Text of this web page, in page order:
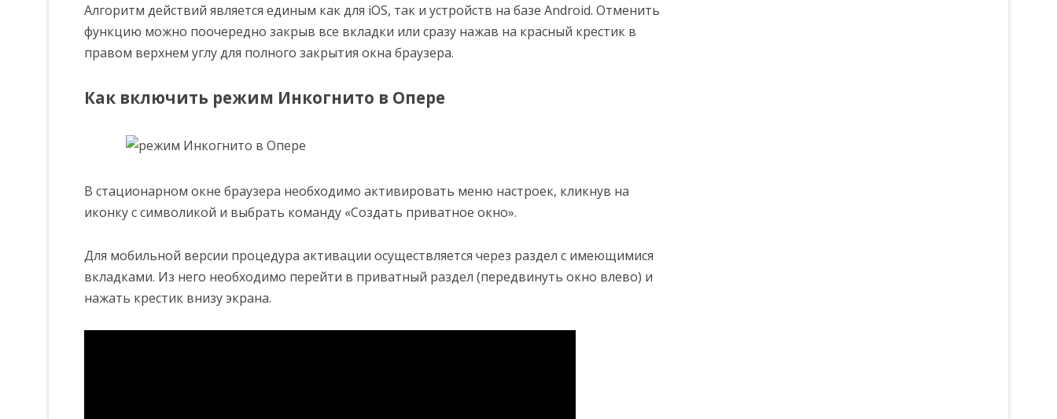
Алгоритм действий является единым как для iOS, так и устройств на базе Android. Отменить
функцию можно поочередно закрыв все вкладки или сразу нажав на красный крестик в
правом верхнем углу для полного закрытия окна браузера.
Как включить режим Инкогнито в Опере
В стационарном окне браузера необходимо активировать меню настроек, кликнув на
иконку с символикой и выбрать команду «Создать приватное окно».
Для мобильной версии процедура активации осуществляется через раздел с имеющимися
вкладками. Из него необходимо перейти в приватный раздел (передвинуть окно влево) и
нажать крестик внизу экрана.